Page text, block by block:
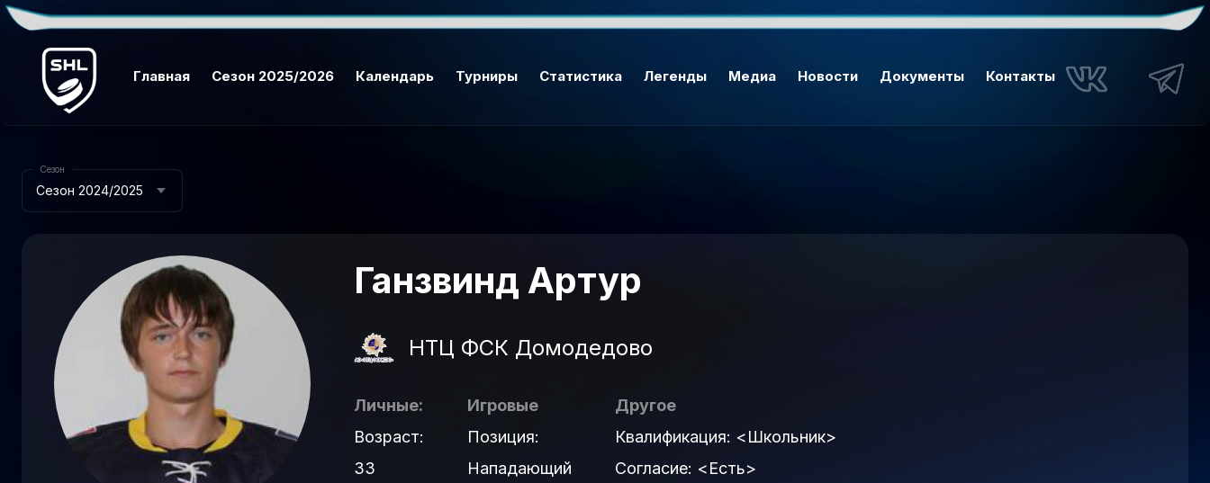
Главная Сезон 2025/2026 Календарь Турниры Статистика Легенды Медиа Новости Документы Контакты
Сезон 2024/2025
Сезон
Ганзвинд Артур
НТЦ ФСК Домодедово
Личные:
Возраст:
33
Игровые
Позиция:
Нападающий
Другое
Квалификация: <Школьник>
Согласие: <Есть>